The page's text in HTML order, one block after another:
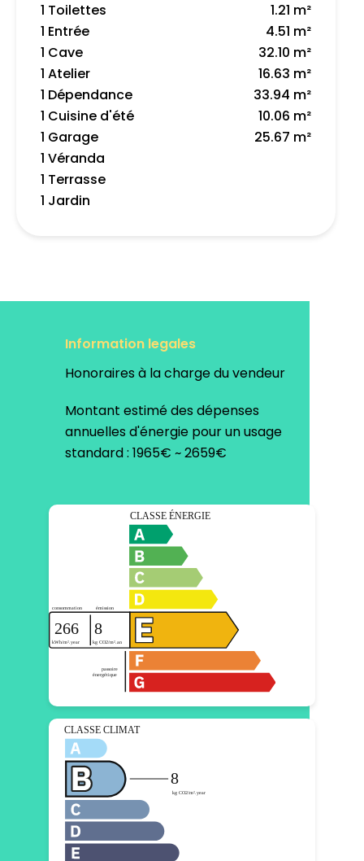
1 Toilettes
1.21 m²
1 Entrée
4.51 m²
1 Cave
32.10 m²
1 Atelier
16.63 m²
1 Dépendance
33.94 m²
1 Cuisine d'été
10.06 m²
1 Garage
25.67 m²
1 Véranda
1 Terrasse
1 Jardin
Information legales
Honoraires à la charge du vendeur
Montant estimé des dépenses
annuelles d'énergie pour un usage
standard : 1965€ ~ 2659€